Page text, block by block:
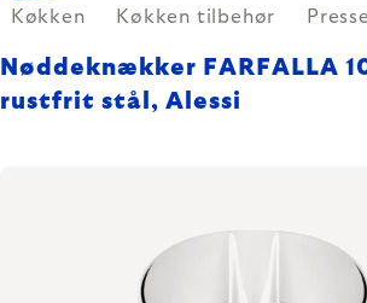
Køkken Køkken tilbehør
Nøddeknækker FARFALLA
rustfrit stål, Alessi